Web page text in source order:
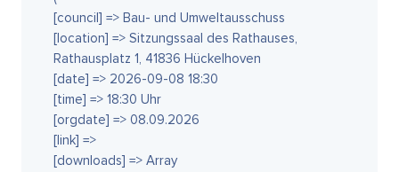
[council] => Bau- und Umweltausschuss
[location] => Sitzungssaal des Rathauses,
Rathausplatz 1, 41836 Hückelhoven
[date] => 2026-09-08 18:30
[time] => 18:30 Uhr
[orgdate] => 08.09.2026
[link] =>
[downloads] => Array